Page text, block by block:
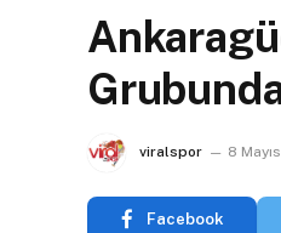
viralspor 8
Facebook